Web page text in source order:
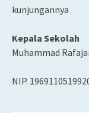
kunjungannya
Kepala Sekolah
Muhammad
NIP.